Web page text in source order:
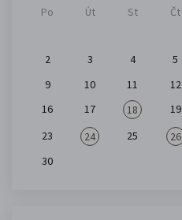
Po Út St Čt
2
3 4 5
9
10 11 12
16
17 18 19
23
24 25 26
30